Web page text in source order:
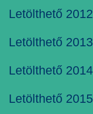
Letölthető
Letölthető
Letölthető
Letölthető